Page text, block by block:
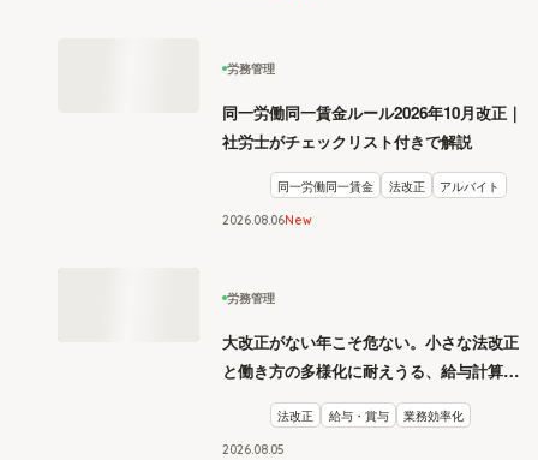
労務管理
同一労働同一賃金ルール2026年10月改正｜
社労士がチェックリスト付きで解説
同一労働同一賃金 法改正 アルバイト
2026.08 06New
労務管理
大改正がない年こそ危ない。小さな法改正
と働き方の多様化に耐えうる、給与計算と
リスク管理
法改正 給与・賞与 業務効率化
2026.08 05